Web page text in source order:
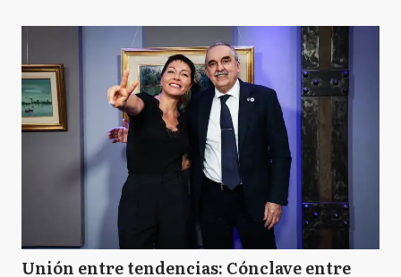
Unión entre tendencias: Cónclave entre